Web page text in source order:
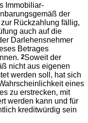
Immobiliar-
der
Rückzahlung fällig,
auch auf die
Darlehensnehmer
Betrages
2Soweit der
nicht aus eigenen
werden soll, hat sich
eines
zu erstrecken, mit
werden kann und für
kreditwürdig sein